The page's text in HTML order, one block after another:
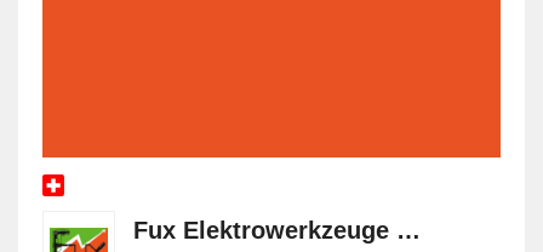
Fux Elektrowerkzeuge GmbH